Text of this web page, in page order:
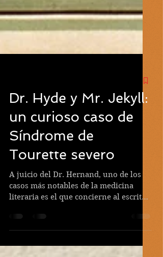
Dr. Hyde y Mr. Jekyll:
un curioso caso de
Síndrome de
Tourette severo
A juicio del Dr. Hernand, uno de los